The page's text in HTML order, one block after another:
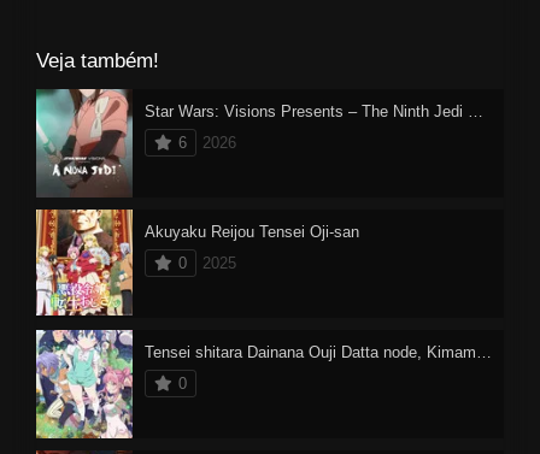
Veja também!
Star Wars: Visions Presents – The Ninth Jedi Dublado
6
2026
Akuyaku Reijou Tensei Oji-san
0
2025
Tensei shitara Dainana Ouji Datta node, Kimama ni Majutsu wo Kiwamemasu
0